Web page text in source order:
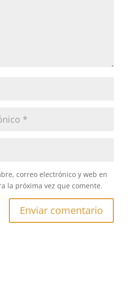
correo electrónico y web en
la próxima vez que comente.